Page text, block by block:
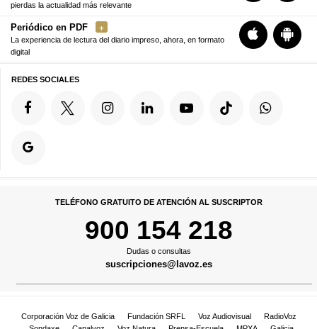
pierdas la actualidad más relevante
Periódico en PDF
La experiencia de lectura del diario impreso, ahora, en formato
digital
REDES SOCIALES
TELÉFONO GRATUITO DE ATENCIÓN AL SUSCRIPTOR
900 154 218
Dudas o consultas
suscripciones@lavoz.es
Corporación Voz de Galicia Fundación SRFL Voz Audiovisual
RadioVoz